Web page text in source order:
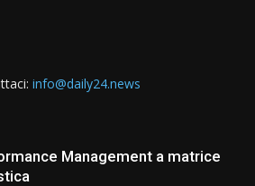
info@daily24.news
Management a matrice